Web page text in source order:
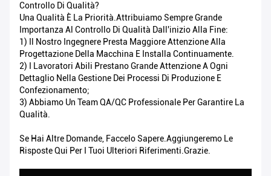
Controllo Di Qualità?
Una Qualità È La Priorità.Attribuiamo Sempre Grande
Importanza Al Controllo Di Qualità Dall'inizio Alla Fine:
1) Il Nostro Ingegnere Presta Maggiore Attenzione Alla
Progettazione Della Macchina E Installa Continuamente.
2) I Lavoratori Abili Prestano Grande Attenzione A Ogni
Dettaglio Nella Gestione Dei Processi Di Produzione E
Confezionamento;
3) Abbiamo Un Team QA/QC Professionale Per Garantire La
Qualità.
Se Hai Altre Domande, Faccelo Sapere.Aggiungeremo Le
Risposte Qui Per I Tuoi Ulteriori Riferimenti.Grazie.